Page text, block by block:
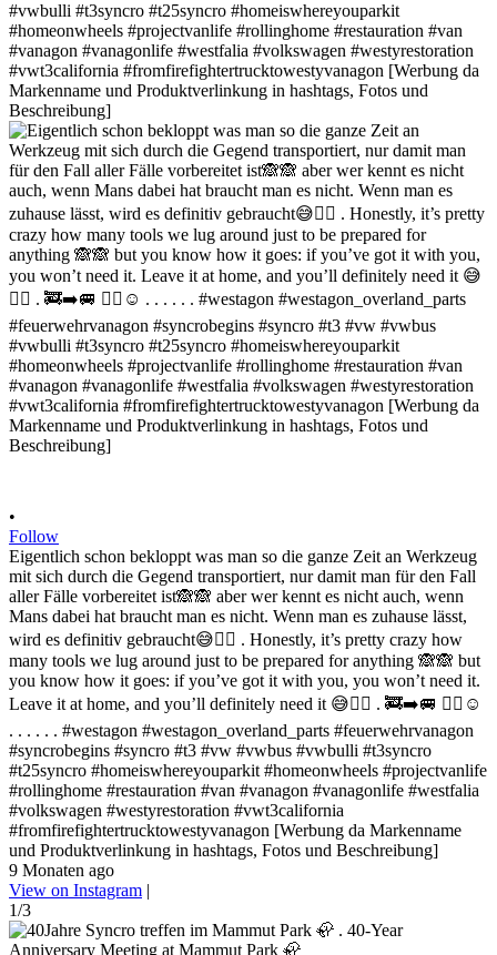
•
Follow
Eigentlich schon bekloppt was man so die ganze Zeit an Werkzeug
mit sich durch die Gegend transportiert, nur damit man für den Fall
aller Fälle vorbereitet ist🙈🙈 aber wer kennt es nicht auch, wenn
Mans dabei hat braucht man es nicht. Wenn man es zuhause lässt,
wird es definitiv gebraucht😅✌🏻 . Honestly, it’s pretty crazy how
many tools we lug around just to be prepared for anything 🙈🙈 but
you know how it goes: if you’ve got it with you, you won’t need it.
Leave it at home, and you’ll definitely need it 😅✌🏻 . 🚒➡️🚐 ✌🏻☺️
. . . . . . #westagon #westagon_overland_parts #feuerwehrvanagon
#syncrobegins #syncro #t3 #vw #vwbus #vwbulli #t3syncro
#t25syncro #homeiswhereyouparkit #homeonwheels #projectvanlife
#rollinghome #restauration #van #vanagon #vanagonlife #westfalia
#volkswagen #westyrestoration #vwt3california
#fromfirefightertrucktowestyvanagon [Werbung da Markenname
und Produktverlinkung in hashtags, Fotos und Beschreibung]
9 Monaten ago
View on Instagram |
1/3